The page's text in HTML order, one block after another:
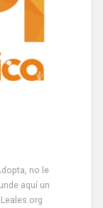
no le
aquí un